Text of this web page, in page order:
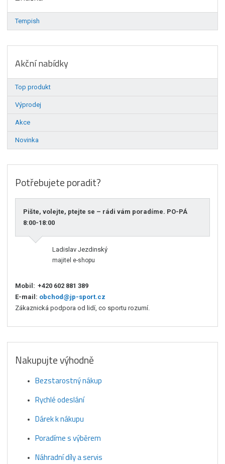
Tempish
Akční nabídky
Top produkt
Výprodej
Akce
Novinka
Potřebujete poradit?
Pište, volejte, ptejte se – rádi vám poradíme. PO-PÁ
8:00-18:00
Ladislav Jezdinský
majitel e-shopu
Mobil: +420 602 881 389
E-mail: obchod@jp-sport.cz
Zákaznická podpora od lidí, co sportu rozumí.
Nakupujte výhodně
Bezstarostný nákup
Rychlé odeslání
Dárek k nákupu
Poradíme s výběrem
Náhradní díly a servis